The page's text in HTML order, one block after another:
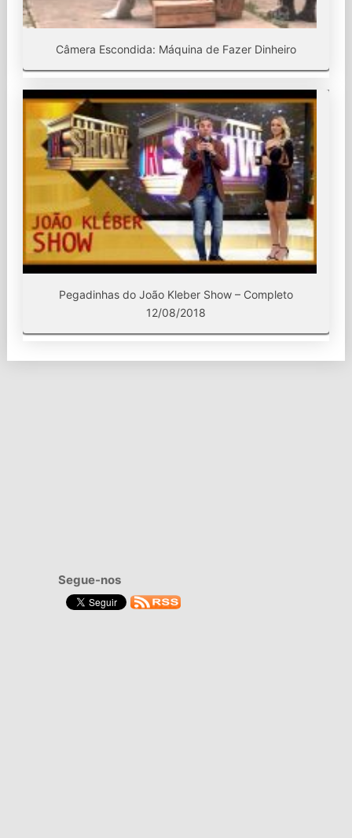
Câmera Escondida: Máquina de Fazer Dinheiro
Pegadinhas do João Kleber Show – Completo
12/08/2018
Segue-nos